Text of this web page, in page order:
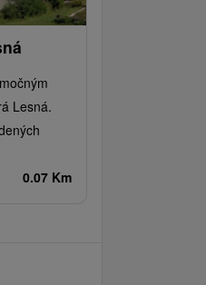
Lesná.
0.07 Km